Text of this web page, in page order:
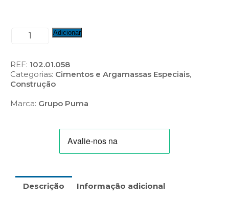
Quantidade
Estuco
Fino
CR
Adicionar
REF: 102.01.058
Categorias: Cimentos e Argamassas Especiais,
Construção
Marca: Grupo Puma
Descrição Informação adicional